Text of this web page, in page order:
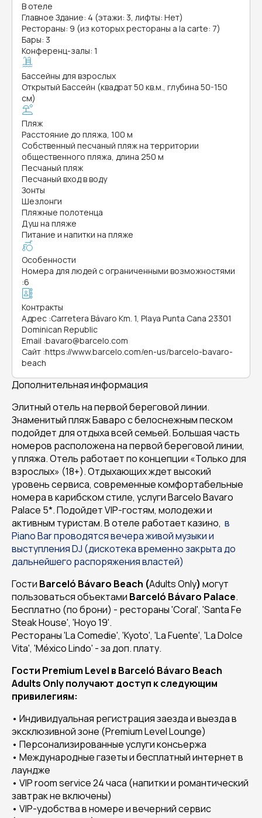
В отеле
Главное Здание: 4 (этажи: 3, лифты: Нет)
Рестораны: 9 (из которых рестораны a la carte: 7)
Бары: 3
Конференц-залы: 1
Бассейны для взрослых
Открытый Бассейн (квадрат 50 кв.м., глубина 50-150
см)
Пляж
Расстояние до пляжа, 100 м
Собственный песчаный пляж на территории
общественного пляжа, длина 250 м
Песчаный пляж
Песчаный вход в воду
Зонты
Шезлонги
Пляжные полотенца
Душ на пляже
Питание и напитки на пляже
Особенности
Номера для людей с ограниченными возможностями
:6
Контракты
Адрес :Carretera Bávaro Km. 1, Playa Punta Cana 23301
Dominican Republic
Email :bavaro@barcelo.com
Сайт :https://www.barcelo.com/en-us/barcelo-bavaro-
beach
Дополнительная информация
Элитный отель на первой береговой линии.
Знаменитый пляж Баваро с белоснежным песком
подойдет для отдыха всей семьей. Большая часть
номеров расположена на первой береговой линии,
у пляжа. Отель работает по концепции «Только для
взрослых» (18+). Отдыхающих ждет высокий
уровень сервиса, современные комфортабельные
номера в карибском стиле, услуги Barcelo Bavaro
Palace 5*. Подойдет VIP-гостям, молодежи и
активным туристам. В отеле работает казино, в
Piano Bar проводятся вечера живой музыки и
выступленияDJ (дискотека временно закрыта до
дальнейшего распоряжения властей)
Гости Barceló Bávaro Beach (Adults Only) могут
пользоваться объектами Barceló Bávaro Palace.
Бесплатно (по брони) - рестораны 'Coral', 'Santa Fe
Steak House', 'Hoyo 19'.
Рестораны 'La Comedie', 'Kyoto', 'La Fuente', 'La Dolce
Vita', 'México Lindo' - за доп. плату.
Гости Premium Level в Barceló Bávaro Beach
Adults Only получают доступ к следующим
привилегиям:
• Индивидуальная регистрация заезда и выезда в
эксклюзивной зоне (Premium Level Lounge)
• Персонализированные услуги консьержа
• Международные газеты и бесплатный интернет в
лаундже
• VIP room service 24 часа (напитки и романтический
завтрак не включены)
• VIP-удобства в номере и вечерний сервис